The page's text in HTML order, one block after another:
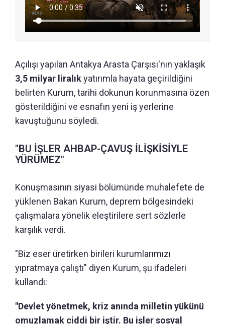
Açılışı yapılan Antakya Arasta Çarşısı'nın yaklaşık
3,5 milyar liralıkyatırımla hayata geçirildiğini
belirten Kurum, tarihi dokunun korunmasına özen
gösterildiğini ve esnafın yeni iş yerlerine
kavuştuğunu söyledi.
"BU İŞLER AHBAP-ÇAVUŞ İLİŞKİSİYLE
YÜRÜMEZ"
Konuşmasının siyasi bölümünde muhalefete de
yüklenen Bakan Kurum, deprem bölgesindeki
çalışmalara yönelik eleştirilere sert sözlerle
karşılık verdi.
"Biz eser üretirken birileri kurumlarımızı
yıpratmaya çalıştı" diyen Kurum, şu ifadeleri
kullandı:
"Devlet yönetmek, kriz anında milletin yükünü
omuzlamak ciddi bir iştir. Bu işler sosyal